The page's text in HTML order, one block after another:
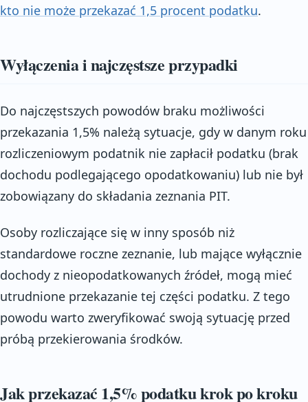
kto nie może przekazać 1,5 procent podatku.
Wyłączenia i najczęstsze przypadki
Do najczęstszych powodów braku możliwości
przekazania 1,5% należą sytuacje, gdy w danym roku
rozliczeniowym podatnik nie zapłacił podatku (brak
dochodu podlegającego opodatkowaniu) lub nie był
zobowiązany do składania zeznania PIT.
Osoby rozliczające się w inny sposób niż
standardowe roczne zeznanie, lub mające wyłącznie
dochody z nieopodatkowanych źródeł, mogą mieć
utrudnione przekazanie tej części podatku. Z tego
powodu warto zweryfikować swoją sytuację przed
próbą przekierowania środków.
Jak przekazać 1,5% podatku krok po kroku